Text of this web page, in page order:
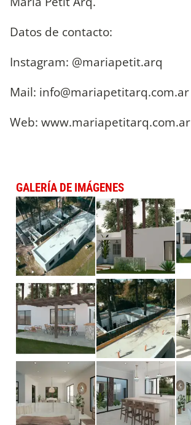
Datos de contacto:
Instagram: @mariapetit.arq
Mail: info@mariapetitarq.com.ar
Web: www.mariapetitarq.com.ar
GALERÍA DE IMÁGENES